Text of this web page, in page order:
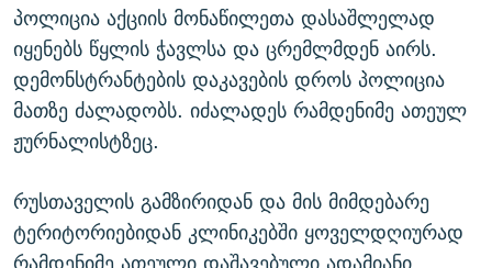
პოლიცია აქციის მონაწილეთა დასაშლელად
იყენებს წყლის ჭავლსა და ცრემლმდენ აირს.
დემონსტრანტების დაკავების დროს პოლიცია
მათზე ძალადობს. იძალადეს რამდენიმე ათეულ
ჟურნალისტზეც.
რუსთაველის გამზირიდან და მის მიმდებარე
ტერიტორიებიდან კლინიკებში ყოველდღიურად